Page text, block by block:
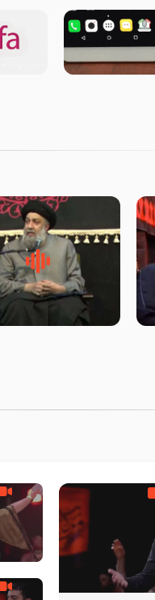
لقب حضرت رقیه سلام
به چه معناست – حجت